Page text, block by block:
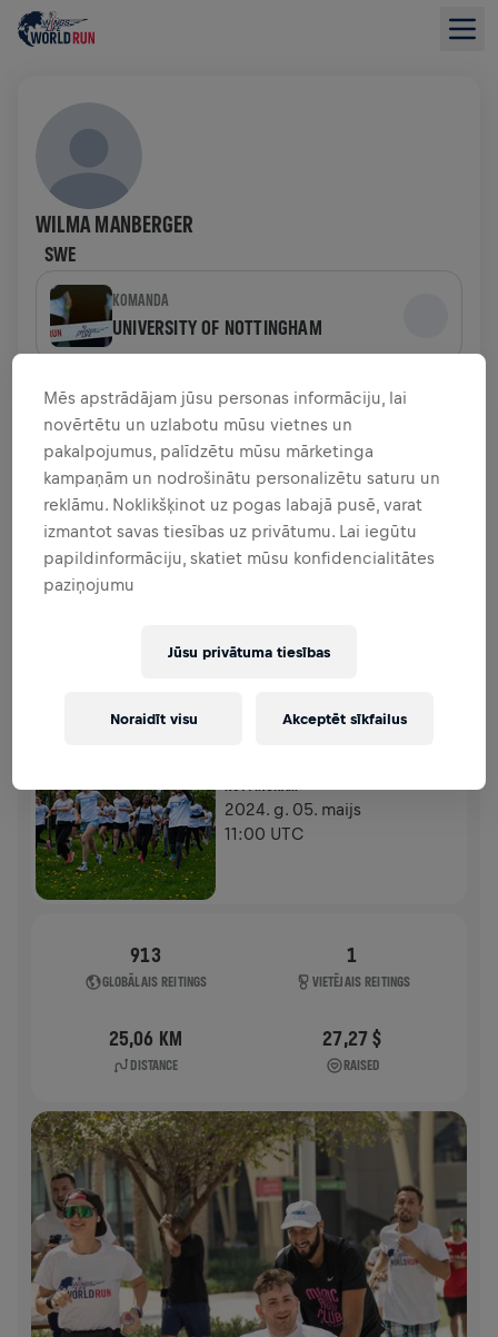
WILMA MANBERGER
SWE
KOMANDA
UNIVERSITY OF NOTTINGHAM
LĪDZEKĻU VĀKŠANAS PĀRSKATS
0,00 $ SAVĀKTI NO 0,00 $ MĒRĶIS
FUNDRAISING ZIEDOT
Ziedo, lai radītu pārmaiņas! 100% no tava ziedojuma
tiks novirzīti mugurkaula smadzeņu izpētei.
2024. g. 05. maijs
11:00 UTC
913
GLOBĀLAIS REITINGS
1
VIETĒJAIS REITINGS
25,06 KM
DISTANCE
27,27 $
RAISED
Mēs apstrādājam jūsu personas informāciju, lai
novērtētu un uzlabotu mūsu vietnes un
pakalpojumus, palīdzētu mūsu mārketinga
kampaņām un nodrošinātu personalizētu saturu un
reklāmu. Noklikšķinot uz pogas labajā pusē, varat
izmantot savas tiesības uz privātumu. Lai iegūtu
papildinformāciju, skatiet mūsu konfidencialitātes
paziņojumu
Jūsu privātuma tiesības
Noraidīt visu Akceptēt sīkfailus